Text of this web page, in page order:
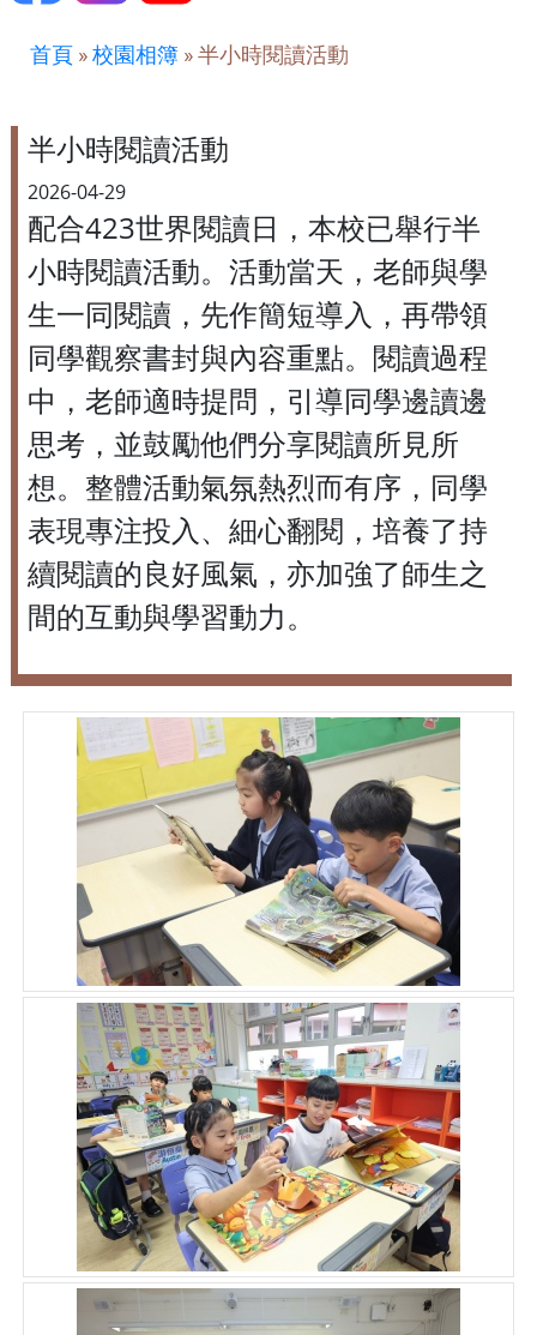
首頁 »校園相簿 »半小時閱讀活動
半小時閱讀活動
2026-04-29
配合423世界閱讀日，本校已舉行半
小時閱讀活動。活動當天，老師與學
生一同閱讀，先作簡短導入，再帶領
同學觀察書封與內容重點。閱讀過程
中，老師適時提問，引導同學邊讀邊
思考，並鼓勵他們分享閱讀所見所
想。整體活動氣氛熱烈而有序，同學
表現專注投入、細心翻閱，培養了持
續閱讀的良好風氣，亦加強了師生之
間的互動與學習動力。